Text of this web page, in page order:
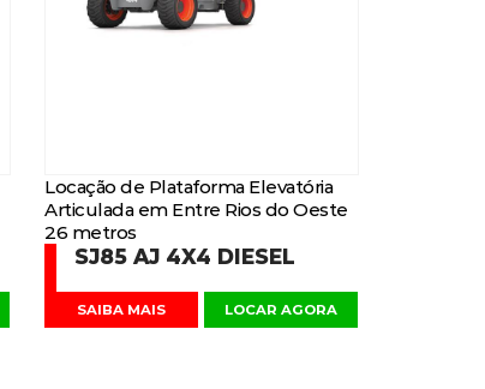
Locação de Plataforma Elevatória
Articulada em Entre Rios do Oeste
26 metros
SJ85 AJ 4X4 DIESEL
SAIBA MAIS LOCAR AGORA